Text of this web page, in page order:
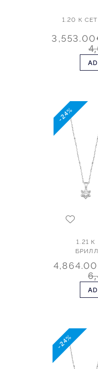
1.20 К
-24%
1.21
-24%